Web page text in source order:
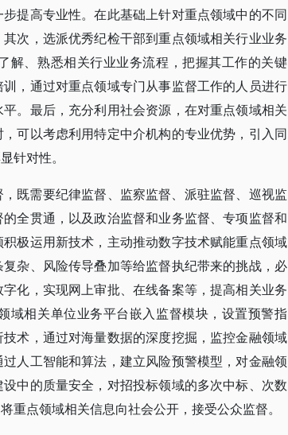
提高专业性。在此基础上针对重点领域中的不同
次，选派优秀纪检干部到重点领域相关行业业务
解、熟悉相关行业业务流程，把握其工作的关键
，通过对重点领域专门从事监督工作的人员进行
。最后，充分利用社会资源，在对重点领域相关
可以考虑利用特定中介机构的专业优势，引入同
针对性。
既需要纪律监督、监察监督、派驻监督、巡视监
全贯通，以及政治监督和业务监督、专项监督和
极运用新技术，主动推动数字技术赋能重点领域
杂、风险传导叠加等给监督执纪带来的挑战，必
化，实现网上审批、在线备案等，提高相关业务
域相关单位业务平台嵌入监督模块，设置预警指
术，通过对海量数据的深度挖掘，监控金融领域
人工智能和算法，建立风险预警模型，对金融领
中的质量安全，对招投标领域的多次中标、次数
点领域相关信息向社会公开，接受公众监督。